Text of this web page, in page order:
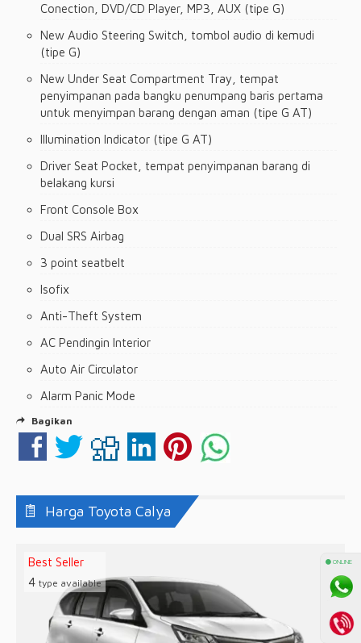
Conection, DVD/CD Player, MP3, AUX (tipe G)
New Audio Steering Switch, tombol audio di kemudi
(tipe G)
New Under Seat Compartment Tray, tempat
penyimpanan pada bangku penumpang baris pertama
untuk menyimpan barang dengan aman (tipe G AT)
Illumination Indicator (tipe G AT)
Driver Seat Pocket, tempat penyimpanan barang di
belakang kursi
Front Console Box
Dual SRS Airbag
3 point seatbelt
Isofix
Anti-Theft System
AC Pendingin Interior
Auto Air Circulator
Alarm Panic Mode
Bagikan
Harga Toyota Calya
Best Seller
4 type available
⚫ ONLINE